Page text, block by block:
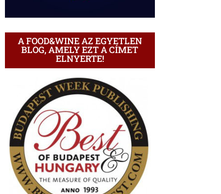
A FOOD&WINE AZ EGYETLEN
BLOG, AMELY EZT A CÍMET
ELNYERTE!